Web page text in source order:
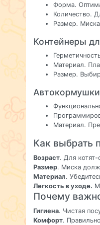
Форма.
Количество.
Размер.
Контейнеры
Материал.
Размер.
Автокормушки
Материал.
Как выбрать
Возраст. Для
Размер. Миска
Материал.
Легкость в уходе.
Почему
Гигиена. Чистая
Комфорт.